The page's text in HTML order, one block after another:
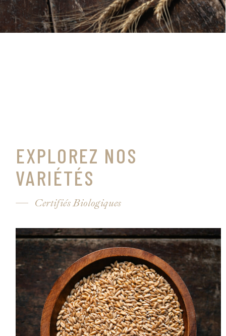
EXPLOREZ NOS
VARIÉTÉS
Certifiés Biologiques